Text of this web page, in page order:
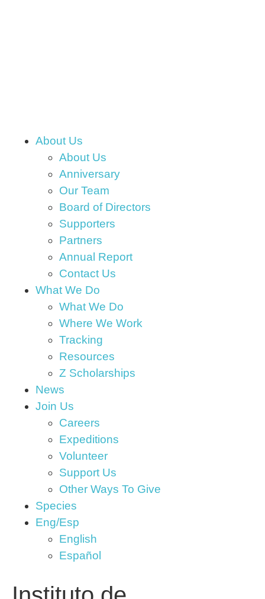
About Us
About Us
Anniversary
Our Team
Board of Directors
Supporters
Partners
Annual Report
Contact Us
What We Do
What We Do
Where We Work
Tracking
Resources
Z Scholarships
News
Join Us
Careers
Expeditions
Volunteer
Support Us
Other Ways To Give
Species
Eng/Esp
English
Español